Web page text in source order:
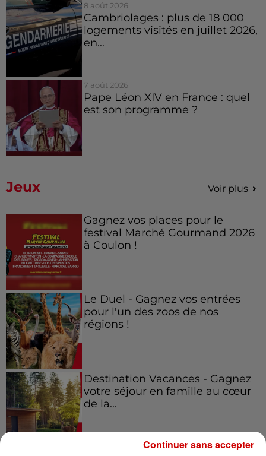
8 août 2026
Cambriolages : plus de 18 000
logements visités en juillet 2026,
en...
7 août 2026
Pape Léon XIV en France : quel
est son programme ?
Jeux Voir plus
Gagnez vos places pour le
festival Marché Gourmand 2026
à Coulon !
Le Duel - Gagnez vos entrées
pour l'un des zoos de nos
régions !
Destination Vacances - Gagnez
votre séjour en famille au cœur
de la...
Continuer sans accepter